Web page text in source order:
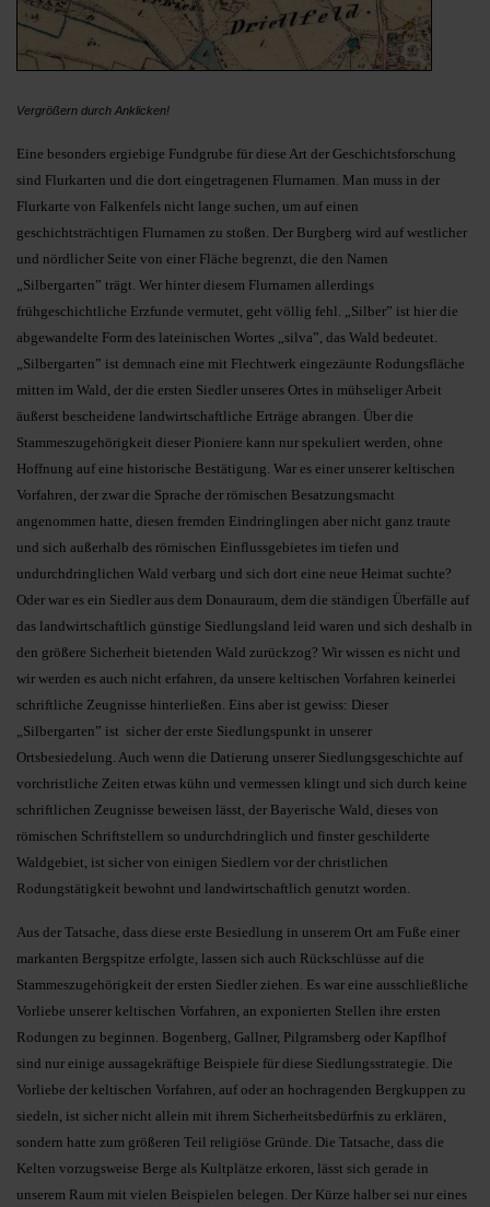
Vergrößern durch Anklicken!
Eine besonders ergiebige Fundgrube für diese Art der Geschichtsforschung
sind Flurkarten und die dort eingetragenen Flurnamen. Man muss in der
Flurkarte von Falkenfels nicht lange suchen, um auf einen
geschichtsträchtigen Flurnamen zu stoßen. Der Burgberg wird auf westlicher
und nördlicher Seite von einer Fläche begrenzt, die den Namen
„Silbergarten” trägt. Wer hinter diesem Flurnamen allerdings
frühgeschichtliche Erzfunde vermutet, geht völlig fehl. „Silber” ist hier die
abgewandelte Form des lateinischen Wortes „silva”, das Wald bedeutet.
„Silbergarten” ist demnach eine mit Flechtwerk eingezäunte Rodungsfläche
mitten im Wald, der die ersten Siedler unseres Ortes in mühseliger Arbeit
äußerst bescheidene landwirtschaftliche Erträge abrangen. Über die
Stammeszugehörigkeit dieser Pioniere kann nur spekuliert werden, ohne
Hoffnung auf eine historische Bestätigung. War es einer unserer keltischen
Vorfahren, der zwar die Sprache der römischen Besatzungsmacht
angenommen hatte, diesen fremden Eindringlingen aber nicht ganz traute
und sich außerhalb des römischen Einflussgebietes im tiefen und
undurchdringlichen Wald verbarg und sich dort eine neue Heimat suchte?
Oder war es ein Siedler aus dem Donauraum, dem die ständigen Überfälle auf
das landwirtschaftlich günstige Siedlungsland leid waren und sich deshalb in
den größere Sicherheit bietenden Wald zurückzog? Wir wissen es nicht und
wir werden es auch nicht erfahren, da unsere keltischen Vorfahren keinerlei
schriftliche Zeugnisse hinterließen. Eins aber ist gewiss: Dieser
„Silbergarten” ist sicher der erste Siedlungspunkt in unserer
Ortsbesiedelung. Auch wenn die Datierung unserer Siedlungsgeschichte auf
vorchristliche Zeiten etwas kühn und vermessen klingt und sich durch keine
schriftlichen Zeugnisse beweisen lässt, der Bayerische Wald, dieses von
römischen Schriftstellern so undurchdringlich und finster geschilderte
Waldgebiet, ist sicher von einigen Siedlern vor der christlichen
Rodungstätigkeit bewohnt und landwirtschaftlich genutzt worden.
Aus der Tatsache, dass diese erste Besiedlung in unserem Ort am Fuße einer
markanten Bergspitze erfolgte, lassen sich auch Rückschlüsse auf die
Stammeszugehörigkeit der ersten Siedler ziehen. Es war eine ausschließliche
Vorliebe unserer keltischen Vorfahren, an exponierten Stellen ihre ersten
Rodungen zu beginnen. Bogenberg, Gallner, Pilgramsberg oder Kapflhof
sind nur einige aussagekräftige Beispiele für diese Siedlungsstrategie. Die
Vorliebe der keltischen Vorfahren, auf oder an hochragenden Bergkuppen zu
siedeln, ist sicher nicht allein mit ihrem Sicherheitsbedürfnis zu erklären,
sondern hatte zum größeren Teil religiöse Gründe. Die Tatsache, dass die
Kelten vorzugsweise Berge als Kultplätze erkoren, lässt sich gerade in
unserem Raum mit vielen Beispielen belegen. Der Kürze halber sei nur eines